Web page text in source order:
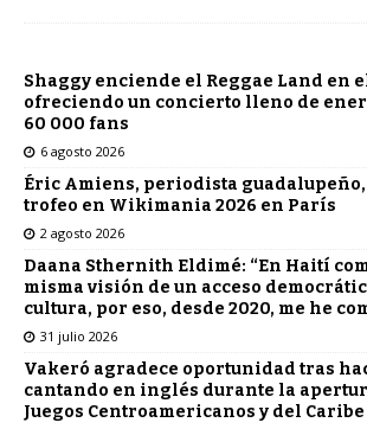
Shaggy enciende el Reggae Land en
ofreciendo un concierto lleno de
60 000 fans
6 agosto 2026
Éric Amiens, periodista
trofeo en Wikimania 2026 en París
2 agosto 2026
Daana Sthernith Eldimé: “En Haití
misma visión de un acceso
cultura, por eso, desde 2020, me he
31 julio 2026
Vakeró agradece oportunidad tras
cantando en inglés durante la
Juegos Centroamericanos y del Caribe